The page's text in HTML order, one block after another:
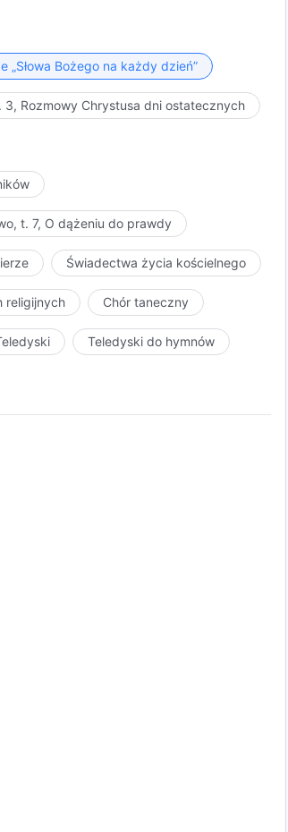
na celu uzyskania ode Mnie
jej istnienie, zdradzając jej
przyszłości? Dążycie jedynie do
jednak zgodni z Chrystusem.
ludzie? Wtedy zrozumiecie, że nikt,
się, jaka kara czeka tych,
marzenia o otrzymaniu
Nie stanie się tak z tymi,
– otrzymają dziedzictwo, jakie
Bogiem i tylko Ja jestem w stanie
„Słowa Bożego na każdy dzień”
3, Rozmowy Chrystusa dni ostatecznych
t. 7, O dążeniu do prawdy
Świadectwa życia kościelnego
religijnych Chór taneczny
Teledyski do hymnów